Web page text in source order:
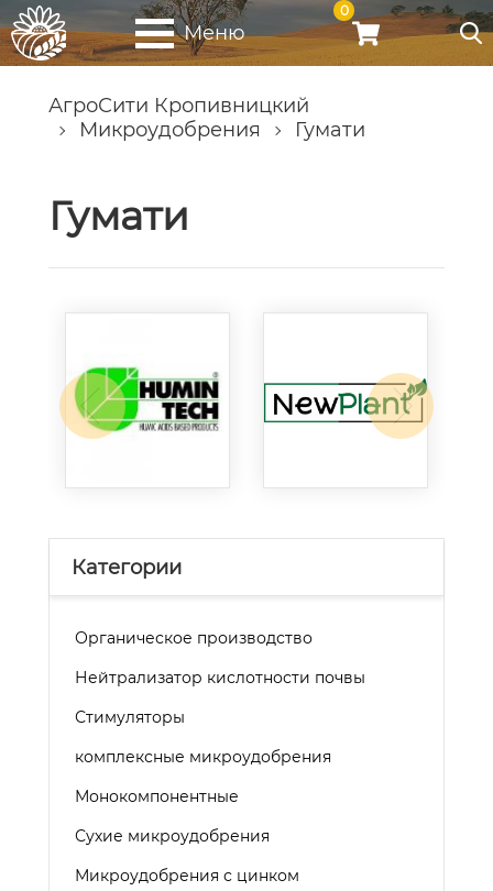
Меню
0
АгроСити Кропивницкий
Микроудобрения
Гумати
Гумати
Категории
Органическое производство
Нейтрализатор кислотности почвы
Стимуляторы
комплексные микроудобрения
Монокомпонентные
Сухие микроудобрения
Микроудобрения с цинком